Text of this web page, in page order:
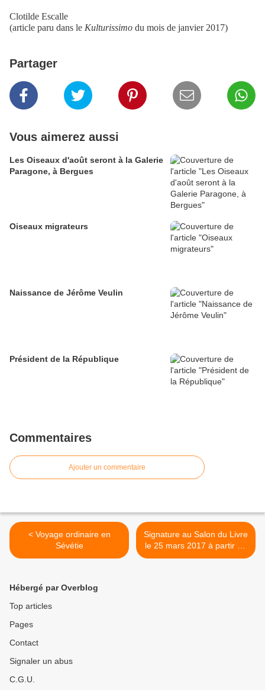
Clotilde Escalle
(article paru dans le Kulturissimo du mois de janvier 2017)
Partager
Vous aimerez aussi
Les Oiseaux d'août seront à la Galerie
Paragone, à Bergues
Oiseaux migrateurs
Naissance de Jérôme Veulin
Président de la République
Commentaires
Ajouter un commentaire
< Voyage ordinaire en
Sévétie
Signature au Salon du Livre
le 25 mars 2017 à partir de
16h >
Hébergé par Overblog
Top articles
Pages
Contact
Signaler un abus
C.G.U.